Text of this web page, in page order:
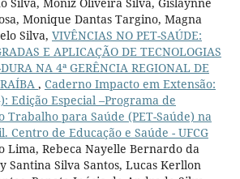
Monique Dantas Targino, Magna
Silva, VIVÊNCIAS NO PET-SAÚDE:
E APLICAÇÃO DE TECNOLOGIAS
NA 4ª GERÊNCIA REGIONAL DE
, Caderno Impacto em Extensão:
Edição Especial –Programa de
Trabalho para Saúde (PET-Saúde) na
Centro de Educação e Saúde - UFCG
Lima, Rebeca Nayelle Bernardo da
Santina Silva Santos, Lucas Kerllon